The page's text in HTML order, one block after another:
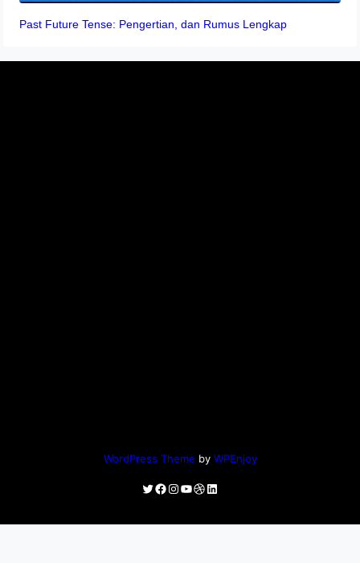
Past Future Tense: Pengertian, dan Rumus Lengkap
WordPress Theme by WPEnjoy
Twitter
Facebook
Instagram
YouTube
Dribbble
LinkedIn